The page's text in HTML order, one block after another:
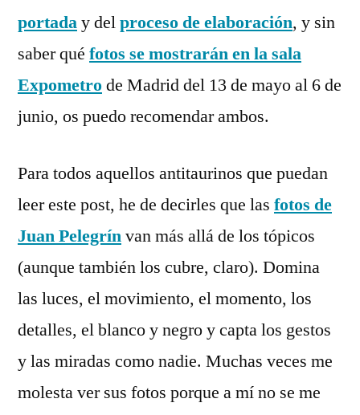
portaday delproceso de elaboración, y sin
saber qué fotos se mostrarán en la sala
Expometrode Madrid del 13 de mayo al 6 de
junio, os puedo recomendar ambos.
Para todos aquellos antitaurinos que puedan
leer este post, he de decirles que las fotos de
Juan Pelegrínvan más allá de los tópicos
(aunque también los cubre, claro). Domina
las luces, el movimiento, el momento, los
detalles, el blanco y negro y capta los gestos
y las miradas como nadie. Muchas veces me
molesta ver sus fotos porque a mí no se me